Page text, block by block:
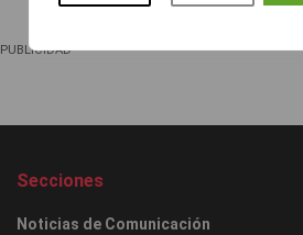
PUBLICIDAD
Secciones
Noticias de Comunicación